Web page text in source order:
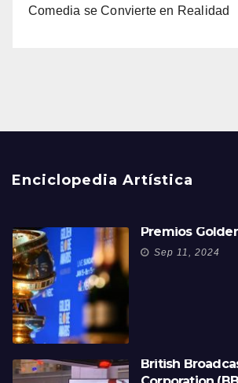
Comedia se Convierte en Realidad
Enciclopedia Artística
Premios
Sep 11, 2024
British